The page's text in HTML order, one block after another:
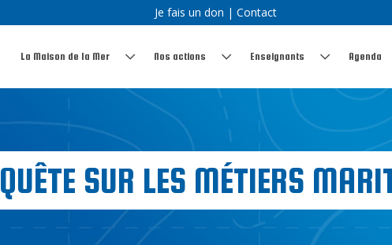
Je fais un don | Contact
La Maison de la Mer Nos actions Enseignants Agenda
SUR LES MÉTIERS